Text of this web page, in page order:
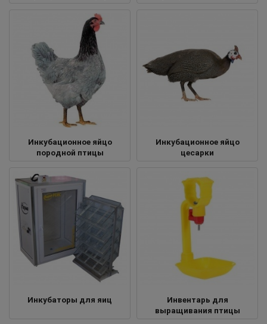
Инкубационное яйцо
породной птицы
Инкубационное яйцо
цесарки
Инкубаторы для яиц
Инвентарь для
выращивания птицы